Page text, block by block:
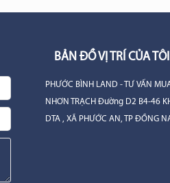
BẢN ĐỒ VỊ TRÍ CỦA TÔI
PHƯỚC BÌNH LAND - TƯ VẤN
NHƠN TRẠCH Đường D2 B4-46
DTA , XÃ PHƯỚC AN, TP ĐỒNG